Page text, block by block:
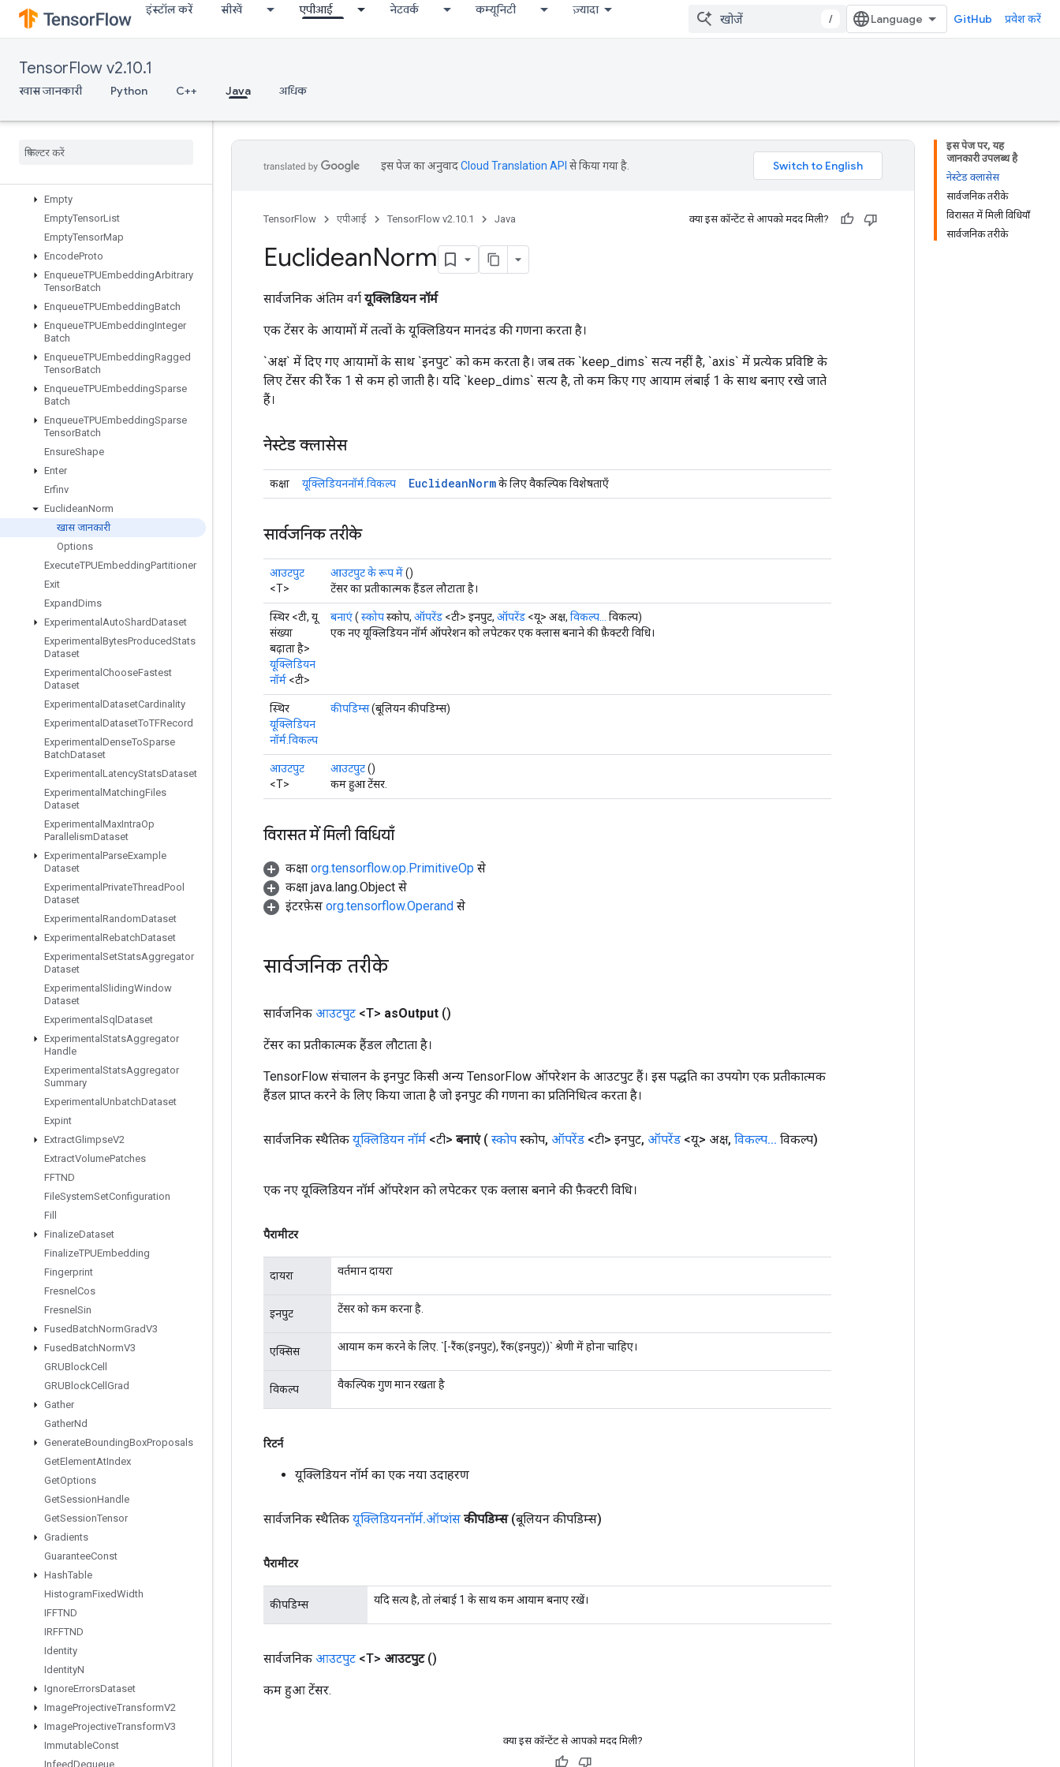
इंस्टॉल करें सीखें एपीआई नेटवर्क कम्यूनिटी ज़्यादा
/ GitHub प्रवेश करें
TensorFlow v2.10.1
खास जानकारी Python C++ Java अधिक
DummyIterationCounter
DummyMemoryCache
DynamicEnqueueTPUEmbeddingArbitraryTensorBatch
DynamicEnqueueTPUEmbeddingRaggedTensorBatch
DynamicStitch
Empty
EmptyTensorList
EmptyTensorMap
EncodeProto
EnqueueTPUEmbeddingArbitrary
TensorBatch
EnqueueTPUEmbeddingBatch
EnqueueTPUEmbeddingInteger
Batch
EnqueueTPUEmbeddingRagged
TensorBatch
EnqueueTPUEmbeddingSparse
Batch
EnqueueTPUEmbeddingSparse
TensorBatch
EnsureShape
Enter
Erfinv
EuclideanNorm
खास जानकारी
Options
ExecuteTPUEmbeddingPartitioner
Exit
ExpandDims
Experimental AutoShardDataset
Experimental BytesProducedStats
Dataset
Experimental ChooseFastest
Dataset
Experimental DatasetCardinality
Experimental DatasetToTFRecord
Experimental DenseToSparse
BatchDataset
Experimental LatencyStatsDataset
Experimental MatchingFiles
Dataset
Experimental MaxIntraOp
ParallelismDataset
Experimental ParseExample
Dataset
Experimental PrivateThreadPool
Dataset
Experimental RandomDataset
Experimental RebatchDataset
Experimental SetStatsAggregator
Dataset
Experimental SlidingWindow
Dataset
Experimental Sql Dataset
Experimental StatsAggregator
Handle
Experimental StatsAggregator
Summary
Experimental UnbatchDataset
Expint
ExtractGlimpseV2
ExtractVolumePatches
FFTND
FileSystemSetConfiguration
Fill
FinalizeDataset
FinalizeTPUEmbedding
Fingerprint
Fresnel Cos
Fresnel Sin
FusedBatchNormGradV3
FusedBatchNormV3
GRUBlockCell
GRUBlockCell Grad
Gather
GatherNd
GenerateBoundingBoxProposals
GetElementAtIndex
GetOptions
GetSessionHandle
GetSessionTensor
Gradients
GuaranteeConst
HashTable
HistogramFixedWidth
IFFTND
IRFFTND
Identity
IdentityN
IgnoreErrorsDataset
ImageProjectiveTransformV2
ImageProjectiveTransformV3
ImmutableConst
InfeedDequeue
इस पेज पर, यह
जानकारी उपलब्ध है
नेस्टेड क्लासेस
सार्वजनिक तरीके
विरासत में मिली विधियाँ
सार्वजनिक तरीके
इस पेज का अनुवादCloud Translation API से किया गया है.
TensorFlow एपीआई TensorFlow v2.10.1 Java क्या इस कॉन्टेंट से आपको मदद मिली?
EuclideanNorm
सार्वजनिक अंतिम वर्ग यूक्लिडियन नॉर्म
एक टेंसर के आयामों में तत्वों के यूक्लिडियन मानदंड की गणना करता है।
`अक्ष` में दिए गए आयामों के साथ `इनपुट` को कम करता है। जब तक `keep_dims` सत्य नहीं है, `axis` में प्रत्येक प्रविष्टि के
लिए टेंसर की रैंक 1 से कम हो जाती है। यदि `keep_dims` सत्य है, तो कम किए गए आयाम लंबाई 1 के साथ बनाए रखे जाते
हैं।
नेस्टेड क्लासेस
कक्षा यूक्लिडियननॉर्म.विकल्प EuclideanNormके लिए वैकल्पिक विशेषताएँ
सार्वजनिक तरीके
आउटपुट
<T>
आउटपुट के रूप में()
टेंसर का प्रतीकात्मक हैंडल लौटाता है।
स्थिर <टी, यू
संख्या
बढ़ाता है>
यूक्लिडियन
नॉर्म <टी>
बनाएं( स्कोपस्कोप, ऑपरेंड <टी> इनपुट, ऑपरेंड <यू> अक्ष, विकल्प...
विकल्प)
एक नए यूक्लिडियन नॉर्म ऑपरेशन को लपेटकर एक क्लास बनाने की फ़ैक्टरी विधि।
स्थिर
यूक्लिडियन
नॉर्म.विकल्प
कीपडिम्स(बूलियन कीपडिम्स)
आउटपुट
<T>
आउटपुट()
कम हुआ टेंसर.
विरासत में मिली विधियाँ
कक्षा org.tensorflow.op.PrimitiveOp से
कक्षा java.lang.Object से
इंटरफ़ेस org.tensorflow.Operand से
सार्वजनिक तरीके
सार्वजनिक आउटपुट <T> asOutput ()
टेंसर का प्रतीकात्मक हैंडल लौटाता है।
TensorFlow संचालन के इनपुट किसी अन्य TensorFlow ऑपरेशन के आउटपुट हैं। इस पद्धति का उपयोग एक प्रतीकात्मक
हैंडल प्राप्त करने के लिए किया जाता है जो इनपुट की गणना का प्रतिनिधित्व करता है।
सार्वजनिक स्थैतिक यूक्लिडियन नॉर्म <टी> बनाएं ( स्कोप स्कोप, ऑपरेंड <टी> इनपुट, ऑपरेंड <यू> अक्ष, विकल्प... विकल्प)
एक नए यूक्लिडियन नॉर्म ऑपरेशन को लपेटकर एक क्लास बनाने की फ़ैक्टरी विधि।
पैरामीटर
दायरा वर्तमान दायरा
इनपुट टेंसर को कम करना है.
एक्सिस आयाम कम करने के लिए. `[-रैंक(इनपुट), रैंक(इनपुट))` श्रेणी में होना चाहिए।
विकल्प वैकल्पिक गुण मान रखता है
रिटर्न
यूक्लिडियन नॉर्म का एक नया उदाहरण
सार्वजनिक स्थैतिक यूक्लिडियननॉर्म.ऑप्शंस कीपडिम्स (बूलियन कीपडिम्स)
पैरामीटर
कीपडिम्स यदि सत्य है, तो लंबाई 1 के साथ कम आयाम बनाए रखें।
सार्वजनिक आउटपुट <T> आउटपुट ()
कम हुआ टेंसर.
क्या इस कॉन्टेंट से आपको मदद मिली?